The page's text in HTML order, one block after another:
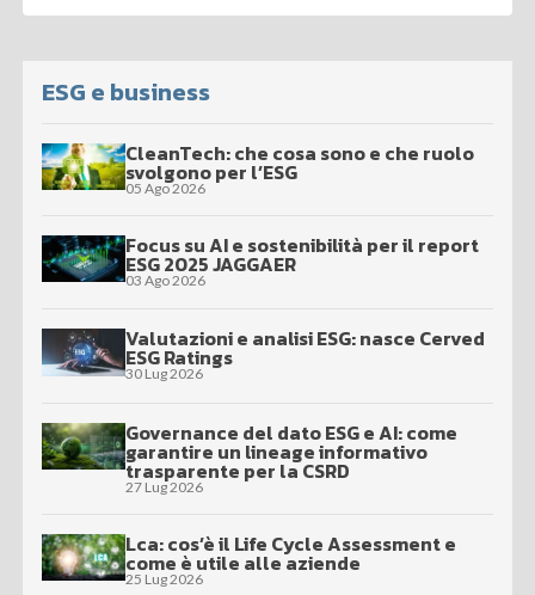
ESG e business
CleanTech: che cosa sono e che ruolo
svolgono per l’ESG
05 Ago 2026
Focus su AI e sostenibilità per il report
ESG 2025 JAGGAER
03 Ago 2026
Valutazioni e analisi ESG: nasce Cerved
ESG Ratings
30 Lug 2026
Governance del dato ESG e AI: come
garantire un lineage informativo
trasparente per la CSRD
27 Lug 2026
Lca: cos’è il Life Cycle Assessment e
come è utile alle aziende
25 Lug 2026